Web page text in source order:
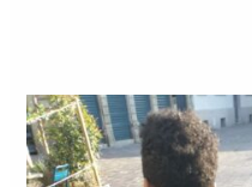
Comment
maximiser
vos